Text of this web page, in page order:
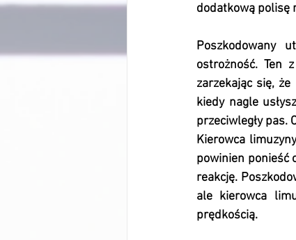
dodatkową polisę
Poszkodowany
ostrożność. Ten
zarzekając się,
kiedy nagle
przeciwległy pas.
Kierowca
powinien ponieść
reakcję.
ale kierowca
prędkością.